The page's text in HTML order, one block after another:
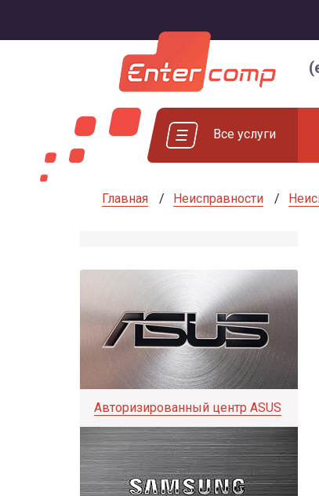
Все услуги
Главная Неисправности
Авторизированный центр ASUS